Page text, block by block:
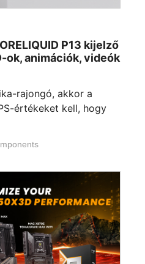
P13 kijelző
ok, animációk, videók
rajongó, akkor a
értékeket kell, hogy